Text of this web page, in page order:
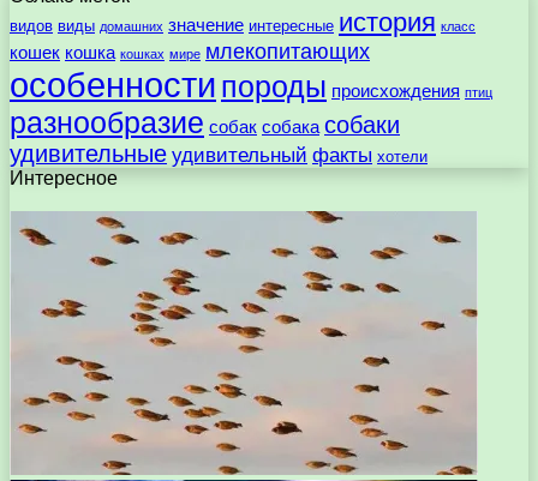
видов виды домашних значение интересные история класс
кошек кошка кошках мире млекопитающих
особенности породы происхождения птиц
разнообразие собак собака собаки
удивительные удивительный факты хотели
Интересное